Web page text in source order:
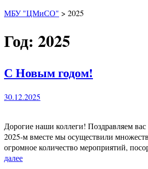
МБУ "ЦМиСО" > 2025
Год: 2025
С Новым годом!
30.12.2025
Дорогие наши коллеги! Поздравляем
2025-м вместе мы осуществили
огромное количество мероприятий,
далее